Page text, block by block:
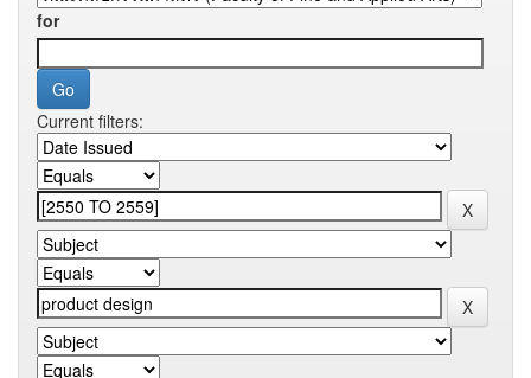
for
Current filters: